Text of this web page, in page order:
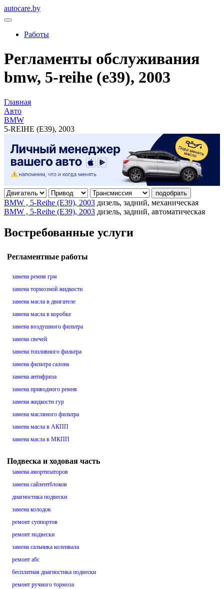
autocare.by
Работы
Регламенты обслуживания
bmw, 5-reihe (e39), 2003
Главная
Авто
BMW
5-REIHE (E39), 2003
подобрать
BMW , 5-Reihe (E39), 2003 дизель, задний, механическая
BMW , 5-Reihe (E39), 2003 дизель, задний, автоматическая
Востребованные услуги
Регламентные работы
замена ремня грм
замена тормозной жидкости
замена масла в двигателе
замена масла в коробке
замена воздушного фильтра
замена свечей
замена топливного фильтра
замена фильтра салона
замена антифриза
замена приводного ремня
замена жидкости гур
замена масляного фильтра
замена масла в АКПП
замена масла в МКПП
Подвеска и ходовая часть
замена амортизаторов
замена сайлентблоков
диагностика подвески
замена колодок
ремонт суппортов
ремонт подвески
замена сальника коленвала
ремонт абс
бесплатная диагностика подвески
ремонт ручного тормоза